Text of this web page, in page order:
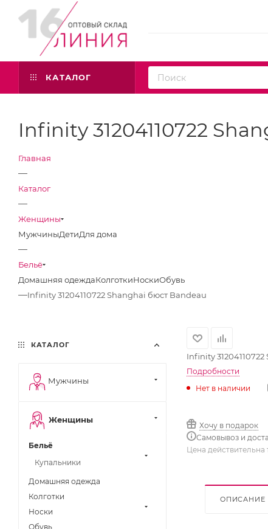
КАТАЛОГ
Infinity 31204110722
Главная
—
Каталог
—
Женщины
МужчиныДетиДля дома
—
Бельё
Домашняя одеждаКолготкиНоскиОбувь
—Infinity 31204110722 Shanghai бюст Bandeau
Infinity
Подробности
Нет в наличии
Хочу в подарок
Самовывоз и
Цена действительна
ОПИСАНИЕ
КАТАЛОГ
Мужчины
Женщины
Бельё
Купальники
Домашняя одежда
Колготки
Носки
Обувь